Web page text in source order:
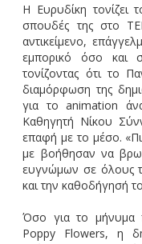
Η Ευρυδίκη τονίζει
σπουδές της στο
αντικείμενο,
εμπορικό όσο και
τονίζοντας ότι το
διαμόρφωση της
για το animation
Καθηγητή Νίκου
επαφή με το μέσο.
με βοήθησαν να βρω
ευγνώμων σε όλους
και την καθοδήγησή
Όσο για το μήνυμα
Poppy Flowers, η